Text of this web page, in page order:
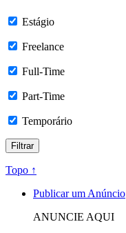
Estágio
Freelance
Full-Time
Part-Time
Temporário
Topo ↑
Publicar um Anúncio
ANUNCIE AQUI